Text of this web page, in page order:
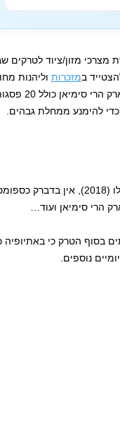
מזון/ציוד לטרקים
במזכרות וליהנות
יום אחד
קחו בחשבון שנכון לזמן כתיבת שורות
הרי סימיאן ועוד…
נוספים.